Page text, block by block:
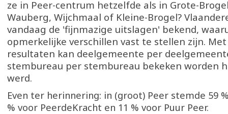
ze in Peer-centrum hetzelfde als in Grote-
Wauberg, Wijchmaal of Kleine-Brogel?
vandaag de 'fijnmazige uitslagen' bekend,
opmerkelijke verschillen vast te stellen zijn. Met
resultaten kan deelgemeente per
stembureau per stembureau bekeken worden
werd.
Even ter herinnering: in (groot) Peer stemde 59
% voor PeerdeKracht en 11 % voor Puur Peer.